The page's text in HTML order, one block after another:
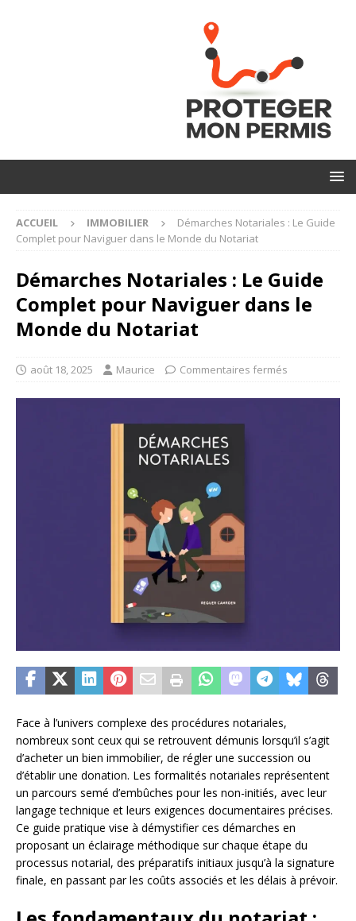
ACCUEIL IMMOBILIER
Démarches Notariales : Le Guide
Complet pour Naviguer dans le Monde du Notariat
Démarches Notariales : Le Guide
Complet pour Naviguer dans le
Monde du Notariat
août 18, 2025 Maurice Commentaires fermés
Face à l’univers complexe des procédures notariales,
nombreux sont ceux qui se retrouvent démunis lorsqu’il s’agit
d’acheter un bien immobilier, de régler une succession ou
d’établir une donation. Les formalités notariales représentent
un parcours semé d’embûches pour les non-initiés, avec leur
langage technique et leurs exigences documentaires précises.
Ce guide pratique vise à démystifier ces démarches en
proposant un éclairage méthodique sur chaque étape du
processus notarial, des préparatifs initiaux jusqu’à la signature
finale, en passant par les coûts associés et les délais à prévoir.